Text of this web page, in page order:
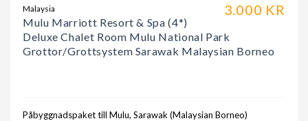
3.000 KR
Malaysia
Mulu Marriott Resort & Spa (4*)
Deluxe Chalet Room Mulu National Park
Grottor/Grottsystem Sarawak Malaysian Borneo
Påbyggnadspaket till Mulu, Sarawak (Malaysian Borneo)